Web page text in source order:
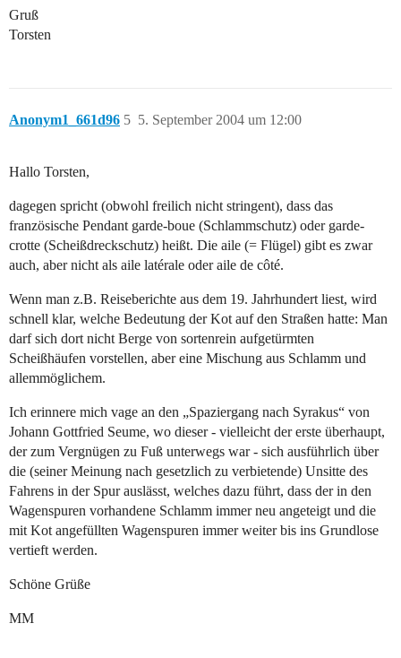
Gruß
Torsten
Anonym1_661d96 5. September 2004 um 12:00
5
Hallo Torsten,
dagegen spricht (obwohl freilich nicht stringent), dass das
französische Pendant garde-boue (Schlammschutz) oder garde-
crotte (Scheißdreckschutz) heißt. Die aile (= Flügel) gibt es zwar
auch, aber nicht als aile latérale oder aile de côté.
Wenn man z.B. Reiseberichte aus dem 19. Jahrhundert liest, wird
schnell klar, welche Bedeutung der Kot auf den Straßen hatte: Man
darf sich dort nicht Berge von sortenrein aufgetürmten
Scheißhäufen vorstellen, aber eine Mischung aus Schlamm und
allemmöglichem.
Ich erinnere mich vage an den „Spaziergang nach Syrakus“ von
Johann Gottfried Seume, wo dieser - vielleicht der erste überhaupt,
der zum Vergnügen zu Fuß unterwegs war - sich ausführlich über
die (seiner Meinung nach gesetzlich zu verbietende) Unsitte des
Fahrens in der Spur auslässt, welches dazu führt, dass der in den
Wagenspuren vorhandene Schlamm immer neu angeteigt und die
mit Kot angefüllten Wagenspuren immer weiter bis ins Grundlose
vertieft werden.
Schöne Grüße
MM